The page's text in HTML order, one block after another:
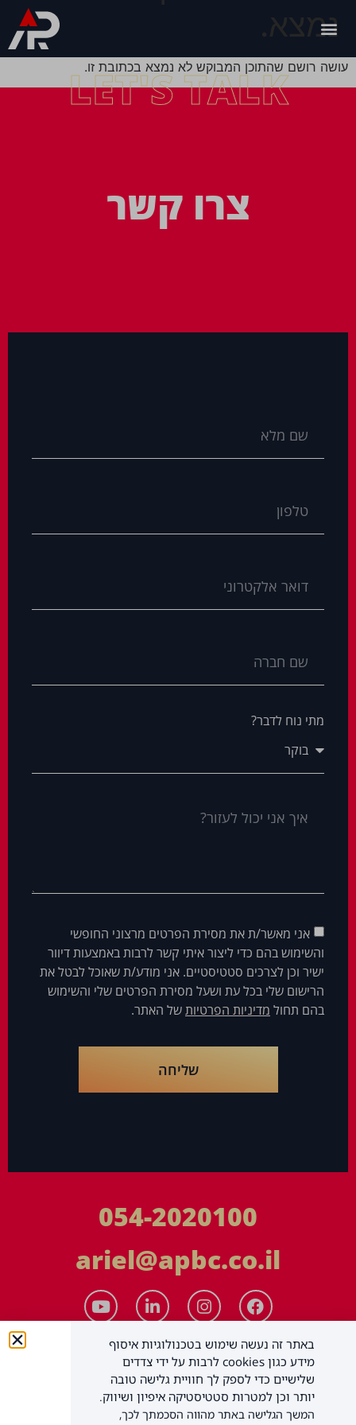
נמצא.
עושה רושם שהתוכן המבוקש לא נמצא בכתובת זו.
LET'S TALK
צרו קשר
מתי נוח לדבר?
אני מאשר/ת את מסירת הפרטים מרצוני החופשי
והשימוש בהם כדי ליצור איתי קשר לרבות באמצעות דיוור
ישיר וכן לצרכים סטטיסטיים. אני מודע/ת שאוכל לבטל את
הרישום שלי בכל עת ושעל מסירת הפרטים שלי והשימוש
בהם תחול מדיניות הפרטיותשל האתר.
שליחה
054-2020100
ariel@apbc.co.il
באתר זה נעשה שימוש בטכנולוגיות איסוף
מידע כגון cookies לרבות על ידי צדדים
שלישיים כדי לספק לך חוויית גלישה טובה
יותר וכן למטרות סטטיסטיקה איפיון ושיווק.
המשך הגלישה באתר מהווה הסכמתך לכך,